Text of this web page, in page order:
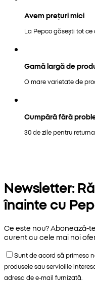
Avem prețuri mici
La Pepco găsești tot ce
Gamă largă de
O mare varietate de
Cumpără fără
30 de zile pentru
Newsletter:
înainte cu
Ce este nou? Abonează-
curent cu cele mai noi
Sunt de acord să primesc
produsele sau serviciile
adresa de e-mail furnizată.